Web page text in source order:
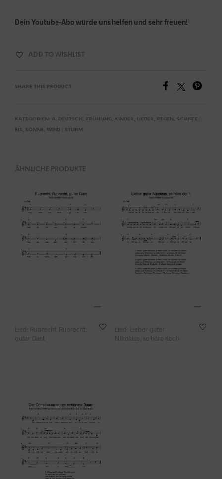
Dein Youtube-Abo würde uns helfen und sehr freuen!
ADD TO WISHLIST
SHARE THIS PRODUCT
KATEGORIEN: A, DEUTSCH , FRÜHLING, KINDER, LIEDER, REGEN , SCHNEE |
EIS, SONNE, WIND | STURM
ÄHNLICHE PRODUKTE
Lied: Ruprecht, Ruprecht,
guter Gast
Lied: Lieber guter
Nikolaus, so höre doch